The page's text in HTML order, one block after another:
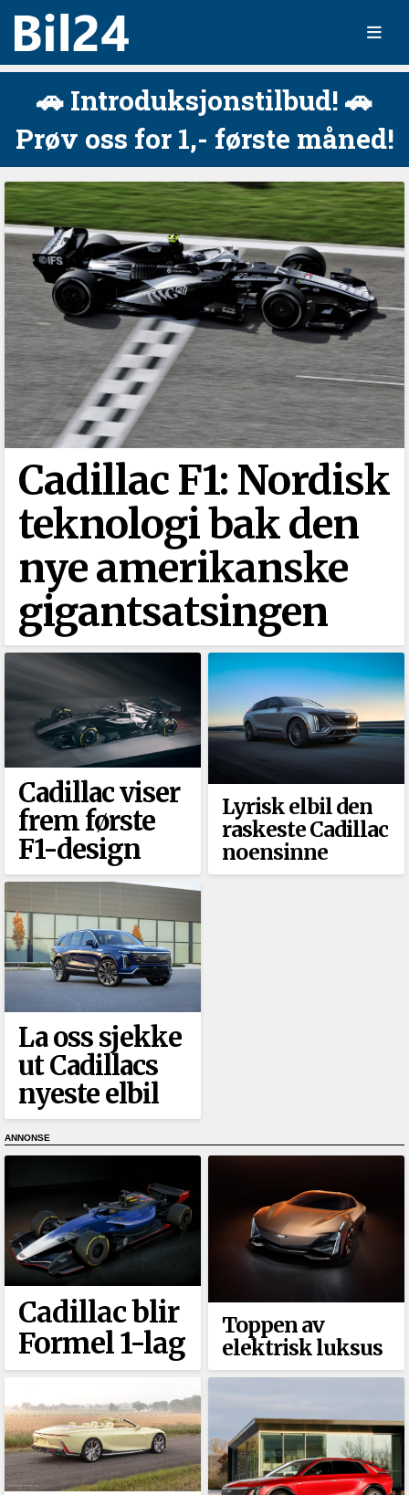
🚗 Introduksjonstilbud! 🚗
Prøv oss for 1,- første måned!
Cadillac F1: Nordisk
teknologi bak den
nye amerikanske
gigantsatsingen
Cadillac viser
frem første
F1-design
Lyrisk elbil den
raskeste Cadillac
noensinne
La oss sjekke
ut Cadillacs
nyeste elbil
Cadillac blir
Formel 1-lag
Toppen av
elektrisk luksus